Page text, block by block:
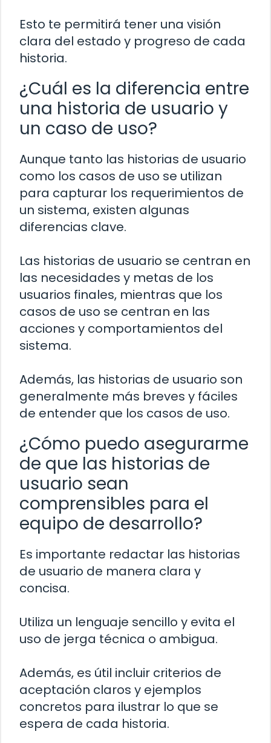
Esto te permitirá tener una visión
clara del estado y progreso de cada
historia.
¿Cuál es la diferencia entre
una historia de usuario y
un caso de uso?
Aunque tanto las historias de usuario
como los casos de uso se utilizan
para capturar los requerimientos de
un sistema, existen algunas
diferencias clave.
Las historias de usuario se centran en
las necesidades y metas de los
usuarios finales, mientras que los
casos de uso se centran en las
acciones y comportamientos del
sistema.
Además, las historias de usuario son
generalmente más breves y fáciles
de entender que los casos de uso.
¿Cómo puedo asegurarme
de que las historias de
usuario sean
comprensibles para el
equipo de desarrollo?
Es importante redactar las historias
de usuario de manera clara y
concisa.
Utiliza un lenguaje sencillo y evita el
uso de jerga técnica o ambigua.
Además, es útil incluir criterios de
aceptación claros y ejemplos
concretos para ilustrar lo que se
espera de cada historia.